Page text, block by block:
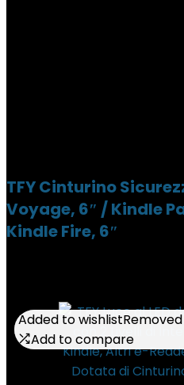
TFY Cinturino
Voyage, 6″ / Kindle
Kindle Fire, 6″
Added to wishlist
Add to compare
Added to wishlist
Add to compare